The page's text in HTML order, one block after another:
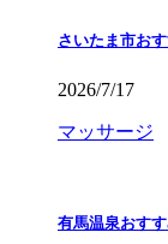
さいたま市お
2026/7/17
マッサージ
有馬温泉おす